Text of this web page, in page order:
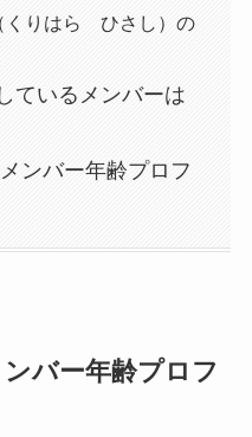
くりはら ひさし）の
ているメンバーは
ンバー年齢プロフ
バー年齢プロフ